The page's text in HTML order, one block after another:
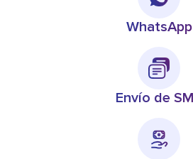
WhatsApp
Envío de